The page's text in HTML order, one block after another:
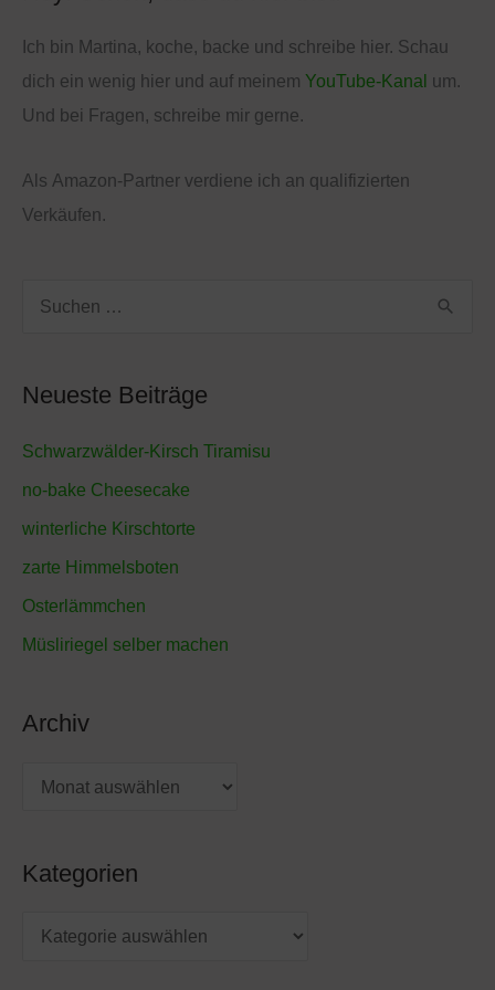
Ich bin Martina, koche, backe und schreibe hier. Schau
dich ein wenig hier und auf meinem YouTube-Kanal um.
Und bei Fragen, schreibe mir gerne.
Als Amazon-Partner verdiene ich an qualifizierten
Verkäufen.
e
n
:
Neueste Beiträge
Schwarzwälder-Kirsch Tiramisu
no-bake Cheesecake
winterliche Kirschtorte
zarte Himmelsboten
Osterlämmchen
Müsliriegel selber machen
Archiv
Kategorien